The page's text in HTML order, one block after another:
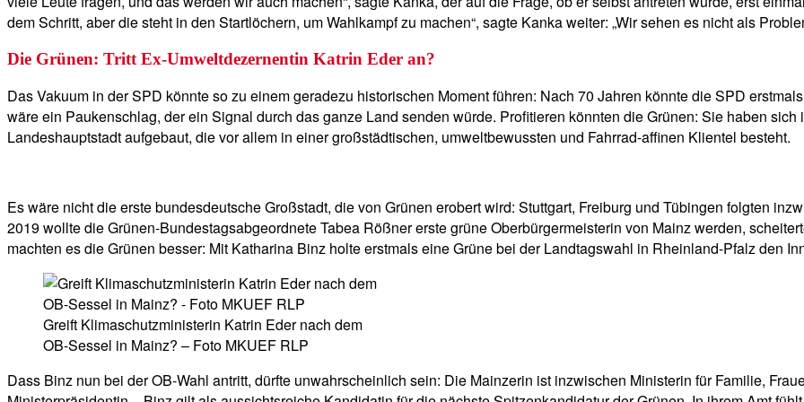
dem Schritt, aber die steht in den Startlöchern, um Wahlkampf zu machen“, sagte Kanka weiter: „Wir sehen es nicht als
Die Grünen: Tritt Ex-Umweltdezernentin Katrin Eder an?
Das Vakuum in der SPD könnte so zu einem geradezu historischen Moment führen: Nach 70 Jahren könnte die SPD
wäre ein Paukenschlag, der ein Signal durch das ganze Land senden würde. Profitieren könnten die Grünen: Sie haben
Landeshauptstadt aufgebaut, die vor allem in einer großstädtischen, umweltbewussten und Fahrrad-affinen Klientel besteht.
Es wäre nicht die erste bundesdeutsche Großstadt, die von Grünen erobert wird: Stuttgart, Freiburg und Tübingen folgten
2019 wollte die Grünen-Bundestagsabgeordnete Tabea Rößner erste grüne Oberbürgermeisterin von Mainz werden,
machten es die Grünen besser: Mit Katharina Binz holte erstmals eine Grüne bei der Landtagswahl in Rheinland-Pfalz den
Greift Klimaschutzministerin Katrin Eder nach dem
OB-Sessel in Mainz? – Foto MKUEF RLP
Dass Binz nun bei der OB-Wahl antritt, dürfte unwahrscheinlich sein: Die Mainzerin ist inzwischen Ministerin für Familie,